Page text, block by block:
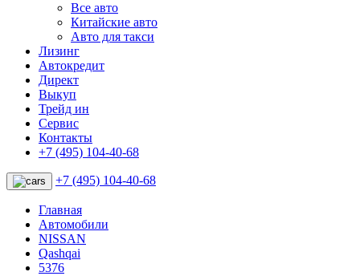
Все авто
Китайские авто
Авто для такси
Лизинг
Автокредит
Директ
Выкуп
Трейд ин
Сервис
Контакты
+7 (495) 104-40-68
+7 (495) 104-40-68
Главная
Автомобили
NISSAN
Qashqai
5376